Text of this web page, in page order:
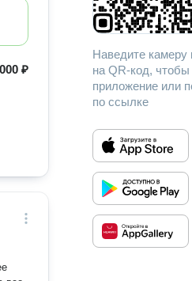
₽
Наведите
на QR-код, чтобы
приложение или
по ссылке